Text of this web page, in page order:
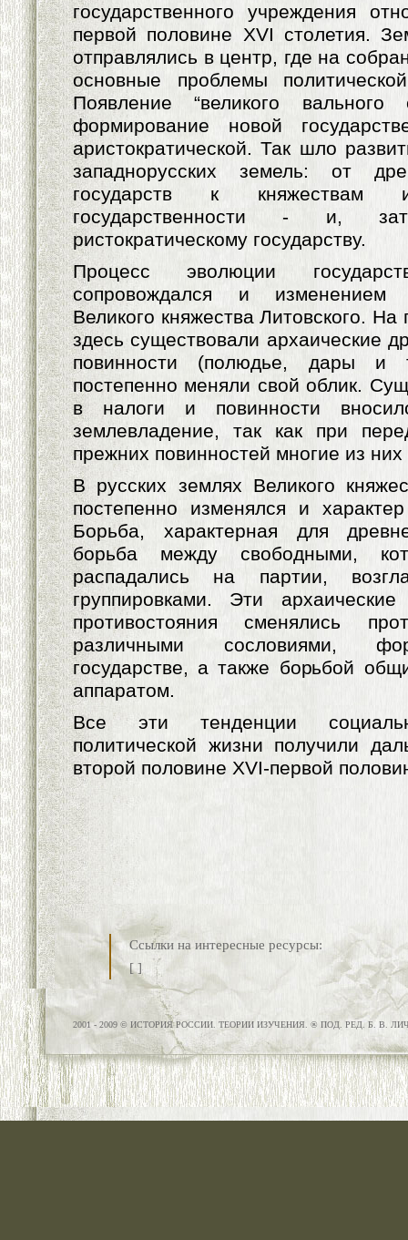
государственного учреждения
первой половине XVI столетия.
отправлялись в центр, где на
основные проблемы
Появление “великого вального
формирование новой
аристократической. Так шло
западнорусских земель: от
государств к княжествам
государственности - и,
ристократическому государству.
Процесс эволюции
сопровождался и изменением
Великого княжества Литовского.
здесь существовали архаические
повинности (полюдье, дары и
постепенно меняли свой облик.
в налоги и повинности
землевладение, так как при
прежних повинностей многие из них
В русских землях Великого
постепенно изменялся и
Борьба, характерная для
борьба между свободными,
распадались на партии,
группировками. Эти
противостояния сменялись
различными сословиями,
государстве, а также борьбой
аппаратом.
Все эти тенденции
политической жизни получили
второй половине XVI-первой
Ссылки на интересные ресурсы:
[ ]
2001 - 2009 © ИСТОРИЯ РОССИИ. ТЕОРИИ ИЗУЧЕНИЯ. ® ПОД. РЕД. Б. В.